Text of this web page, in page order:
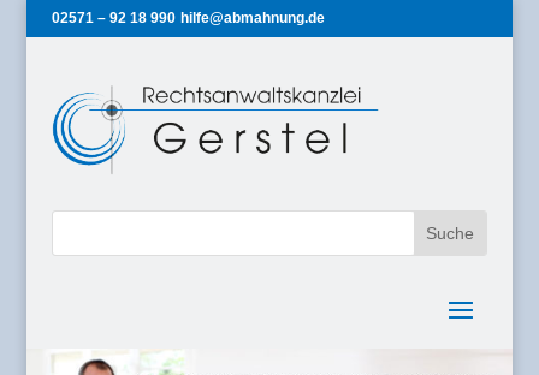
02571 – 92 18 990 hilfe@abmahnung.de